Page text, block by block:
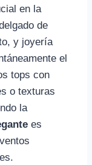
en la
de
y joyería
el
tops con
o texturas
la
es